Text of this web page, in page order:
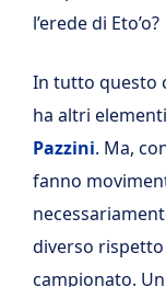
l’erede di Eto’o?
In tutto questo
ha altri
Pazzini. Ma,
fanno
diverso
campionato. Un